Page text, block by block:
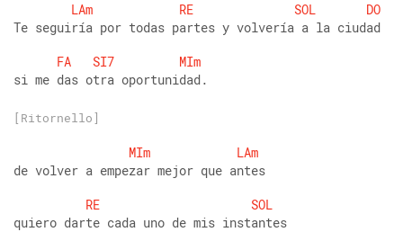
LAm RE SOL
DO
Te seguiría por todas partes y volvería a la ciudad
FA
SI7
MIm
si me das otra oportunidad.
[Ritornello]
MIm
LAm
de volver a empezar mejor que antes
RE
SOL
quiero darte cada uno de mis instantes